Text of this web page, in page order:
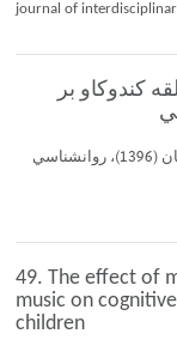
journal of
كندوكاو بر
كاظم برزگر بفرويي, نسرين دره زرشكي, احمد زندوانيان (1396)، روانشناسي
49. The effect of
music on
children